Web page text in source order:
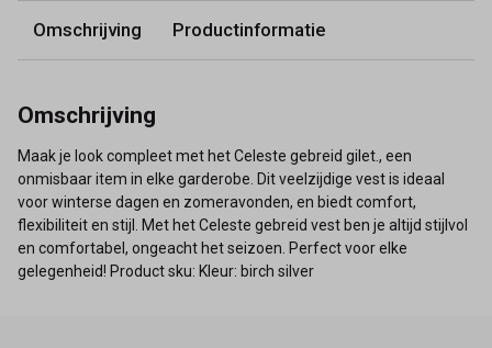
Omschrijving Productinformatie
Omschrijving
Maak je look compleet met het Celeste gebreid gilet., een
onmisbaar item in elke garderobe. Dit veelzijdige vest is ideaal
voor winterse dagen en zomeravonden, en biedt comfort,
flexibiliteit en stijl. Met het Celeste gebreid vest ben je altijd stijlvol
en comfortabel, ongeacht het seizoen. Perfect voor elke
gelegenheid! Product sku: Kleur: birch silver